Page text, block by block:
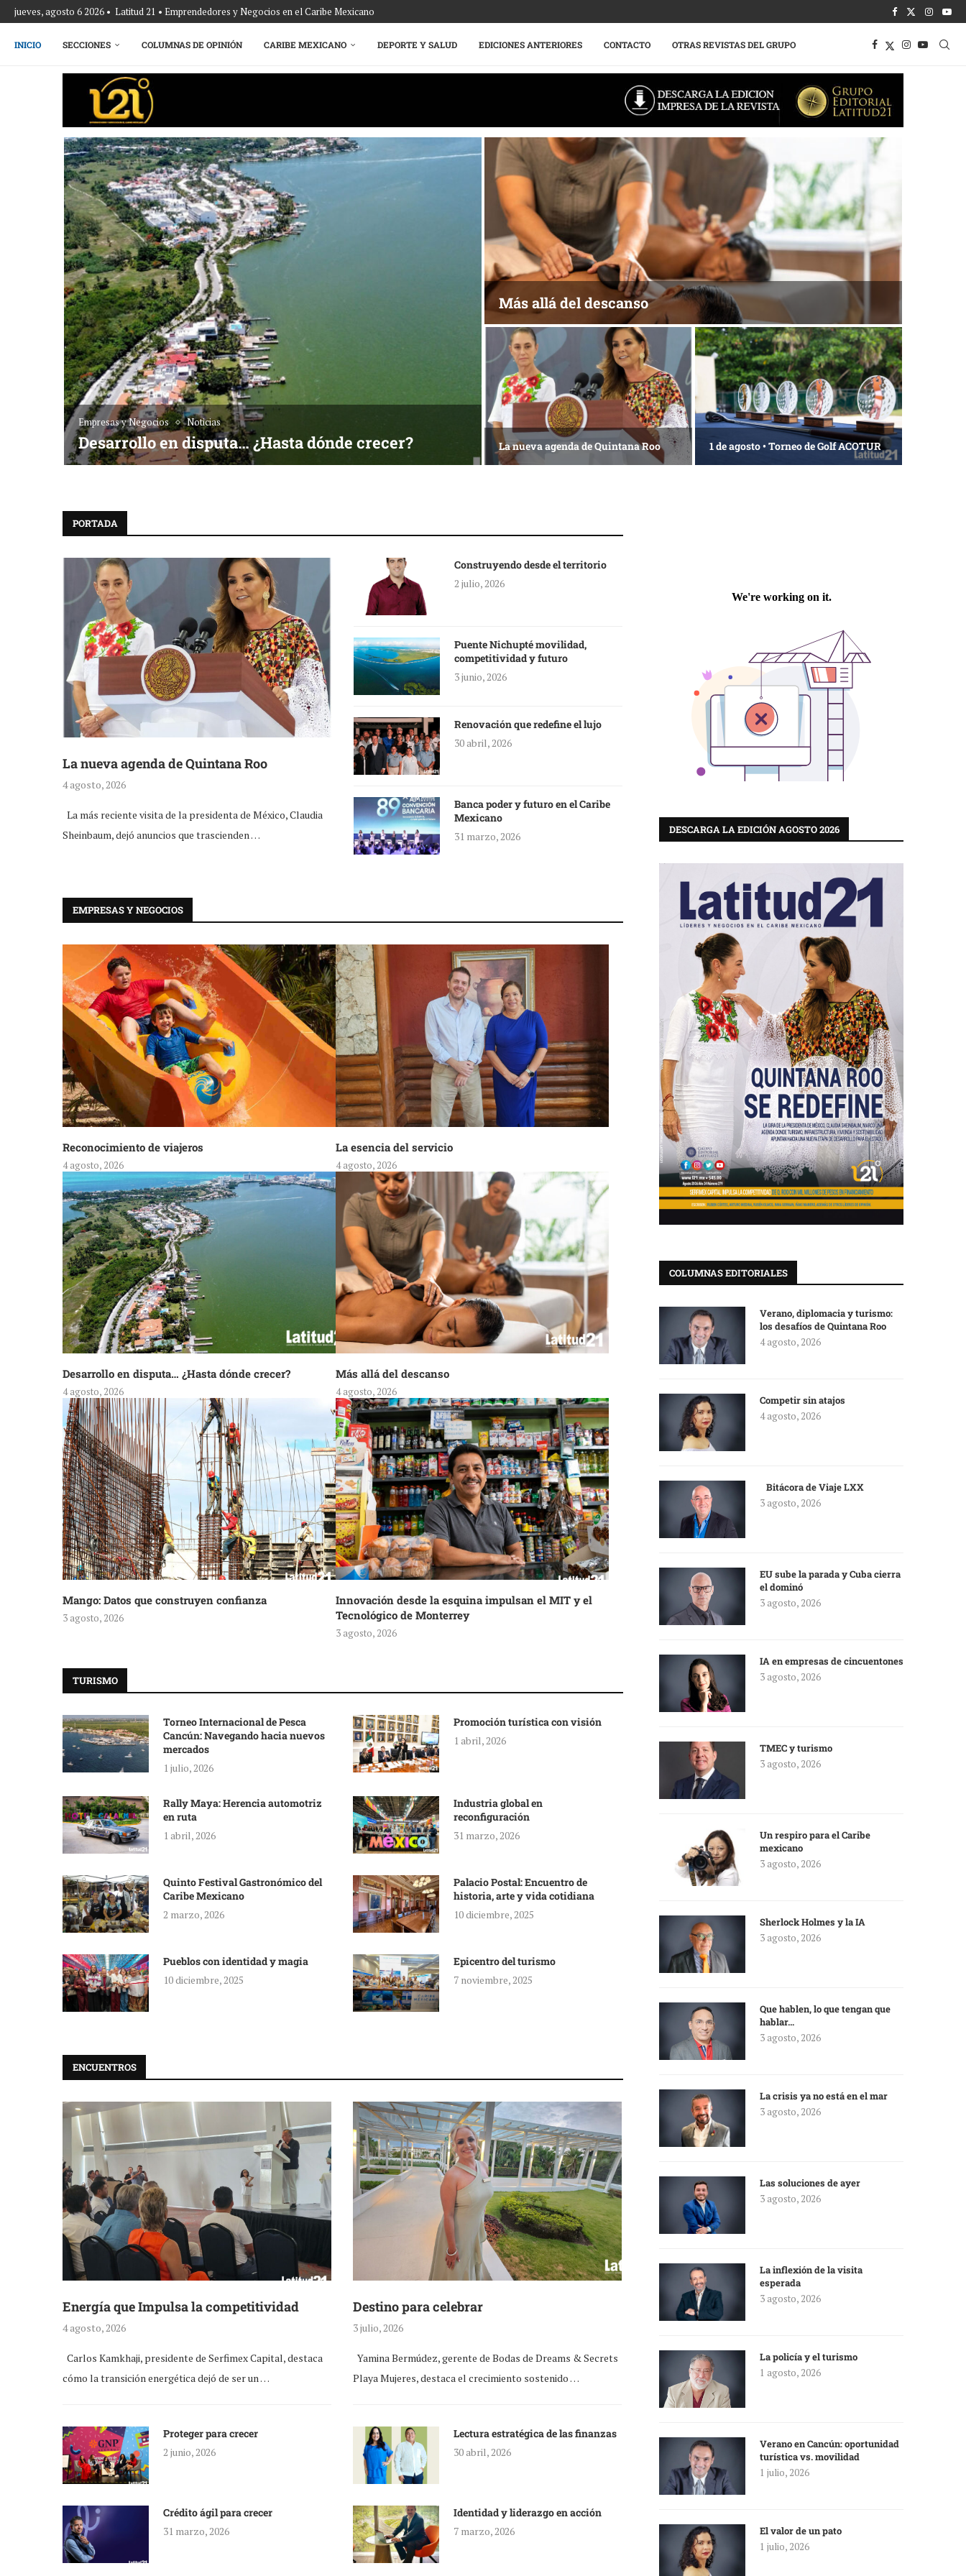
jueves, agosto 6 2026 • Latitud 21 • Emprendedores y Negocios en el Caribe Mexicano
INICIO SECCIONES COLUMNAS DE OPINIÓN CARIBE MEXICANO DEPORTE Y SALUD EDICIONES ANTERIORES CONTACTO OTRAS REVISTAS DEL GRUPO
Empresas y Negocios Noticias
Desarrollo en disputa… ¿Hasta dónde crecer?
Más allá del descanso
La nueva agenda de Quintana Roo 1 de agosto • Torneo de Golf ACOTUR
PORTADA
La nueva agenda de Quintana Roo
4 agosto, 2026
La más reciente visita de la presidenta de México, Claudia
Sheinbaum, dejó anuncios que trascienden …
Construyendo desde el territorio
2 julio, 2026
Puente Nichupté movilidad,
competitividad y futuro
3 junio, 2026
Renovación que redefine el lujo
30 abril, 2026
Banca poder y futuro en el Caribe
Mexicano
31 marzo, 2026
EMPRESAS Y NEGOCIOS
Reconocimiento de viajeros
4 agosto, 2026
La esencia del servicio
4 agosto, 2026
Desarrollo en disputa… ¿Hasta dónde crecer?
4 agosto, 2026
Más allá del descanso
4 agosto, 2026
Mango: Datos que construyen confianza
3 agosto, 2026
Innovación desde la esquina impulsan el MIT y el
Tecnológico de Monterrey
3 agosto, 2026
TURISMO
Torneo Internacional de Pesca
Cancún: Navegando hacia nuevos
mercados
1 julio, 2026
Promoción turística con visión
1 abril, 2026
Rally Maya: Herencia automotriz
en ruta
1 abril, 2026
Industria global en
reconfiguración
31 marzo, 2026
Quinto Festival Gastronómico del
Caribe Mexicano
2 marzo, 2026
Palacio Postal: Encuentro de
historia, arte y vida cotidiana
10 diciembre, 2025
Pueblos con identidad y magia
10 diciembre, 2025
Epicentro del turismo
7 noviembre, 2025
ENCUENTROS
Energía que Impulsa la competitividad
4 agosto, 2026
Carlos Kamkhaji, presidente de Serfimex Capital, destaca
cómo la transición energética dejó de ser un …
Destino para celebrar
3 julio, 2026
Yamina Bermúdez, gerente de Bodas de Dreams & Secrets
Playa Mujeres, destaca el crecimiento sostenido …
Proteger para crecer
2 junio, 2026
Lectura estratégica de las finanzas
30 abril, 2026
Crédito ágil para crecer
31 marzo, 2026
Identidad y liderazgo en acción
7 marzo, 2026
DESCARGA LA EDICIÓN AGOSTO 2026
COLUMNAS EDITORIALES
Verano, diplomacia y turismo:
los desafíos de Quintana Roo
4 agosto, 2026
Competir sin atajos
4 agosto, 2026
Bitácora de Viaje LXX
3 agosto, 2026
EU sube la parada y Cuba cierra
el dominó
3 agosto, 2026
IA en empresas de cincuentones
3 agosto, 2026
TMEC y turismo
3 agosto, 2026
Un respiro para el Caribe
mexicano
3 agosto, 2026
Sherlock Holmes y la IA
3 agosto, 2026
Que hablen, lo que tengan que
hablar…
3 agosto, 2026
La crisis ya no está en el mar
3 agosto, 2026
Las soluciones de ayer
3 agosto, 2026
La inflexión de la visita
esperada
3 agosto, 2026
La policía y el turismo
1 agosto, 2026
Verano en Cancún: oportunidad
turística vs. movilidad
1 julio, 2026
El valor de un pato
1 julio, 2026